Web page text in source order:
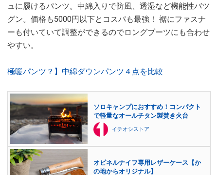
ュに履けるパンツ。中綿入りで防風、透湿など機能性バツ
グン。価格も5000円以下とコスパも最強！ 裾にファスナ
ーも付いていて調整ができるのでロングブーツにも合わせ
やすい。
極暖パンツ？】中綿ダウンパンツ４点を比較
ソロキャンプにおすすめ！コンパクト
で軽量なオールチタン製焚き火台
イチオシストア
オピネルナイフ専用レザーケース【か
の地からオリジナル】